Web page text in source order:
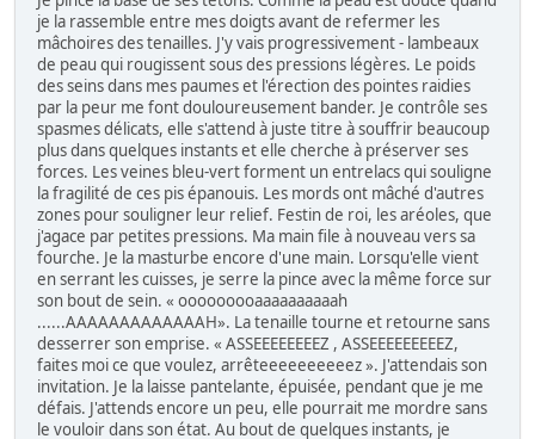
je la rassemble entre mes doigts avant de refermer les
mâchoires des tenailles. J'y vais progressivement - lambeaux
de peau qui rougissent sous des pressions légères. Le poids
des seins dans mes paumes et l'érection des pointes raidies
par la peur me font douloureusement bander. Je contrôle ses
spasmes délicats, elle s'attend à juste titre à souffrir beaucoup
plus dans quelques instants et elle cherche à préserver ses
forces. Les veines bleu-vert forment un entrelacs qui souligne
la fragilité de ces pis épanouis. Les mords ont mâché d'autres
zones pour souligner leur relief. Festin de roi, les aréoles, que
j'agace par petites pressions. Ma main file à nouveau vers sa
fourche. Je la masturbe encore d'une main. Lorsqu'elle vient
en serrant les cuisses, je serre la pince avec la même force sur
son bout de sein. « ooooooooaaaaaaaaaah
......AAAAAAAAAAAAAH». La tenaille tourne et retourne sans
desserrer son emprise. « ASSEEEEEEEEZ , ASSEEEEEEEEEZ,
faites moi ce que voulez, arrêteeeeeeeeeez ». J'attendais son
invitation. Je la laisse pantelante, épuisée, pendant que je me
défais. J'attends encore un peu, elle pourrait me mordre sans
le vouloir dans son état. Au bout de quelques instants, je